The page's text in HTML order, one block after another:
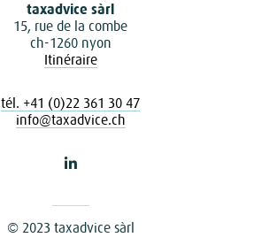
taxadvice sàrl
15, rue de la combe
ch-1260 nyon
Itinéraire
tél. +41 (0)22 361 30 47
info@taxadvice.ch
© 2023 taxadvice sàrl